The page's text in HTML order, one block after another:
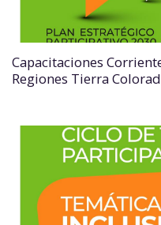
Capacitaciones
Regiones Tierra